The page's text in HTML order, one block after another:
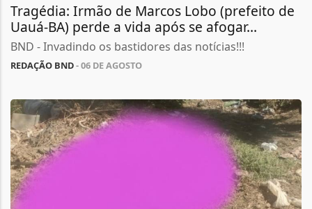
Tragédia: Irmão de Marcos Lobo (prefeito de
Uauá-BA) perde a vida após se afogar...
BND - Invadindo os bastidores das notícias!!!
REDAÇÃO BND- 06 DE AGOSTO